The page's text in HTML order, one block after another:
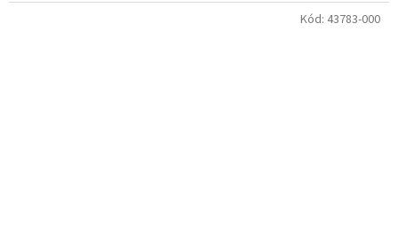
Kód: 43783-000